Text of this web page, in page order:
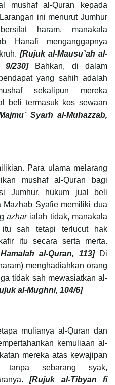
mushaf al-Quran kepada
ini menurut Jumhur
haram, manakala
Hanafi menganggapnya
[Rujuk al-Mausu`ah al-
9/230]Bahkan, di dalam
yang sahih adalah
sekalipun mereka
beli termasuk kos sewaan
Syarh al-Muhazzab,
Para ulama melarang
mushaf al-Quran bagi
Jumhur, hukum jual beli
Mazhab Syafie memiliki dua
azharialah tidak, manakala
sah tetapi terlucut hak
itu secara serta merta.
al-Quran, 113] Di
menghadiahkan orang
tidak sah mewasiatkan al-
al-Mughni, 104/6]
mulianya al-Quran dan
kemuliaan al-
mereka atas kewajipan
tanpa sebarang syak,
[Rujuk al-Tibyan fi